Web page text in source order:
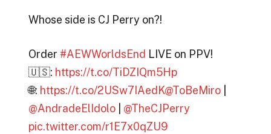
Whose side is CJ Perry on?!
Order #AEWWorldsEnd LIVE on PPV!
🇺🇸: https://t.co/TiDZIQm5Hp
🌐: https://t.co/2USw7IAedK@ToBeMiro|
@AndradeElIdolo| @TheCJPerry
pic.twitter.com/r1E7x0qZU9